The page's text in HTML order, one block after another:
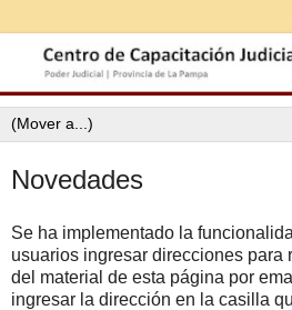
Novedades
Se ha implementado la
usuarios ingresar direcciones para
del material de esta página por
ingresar la dirección en la casilla